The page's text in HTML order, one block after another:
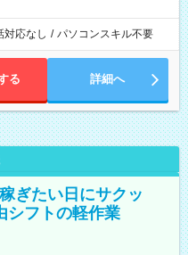
対応なし / パソコンスキル不要
る 詳細へ
ぎたい日にサクッ
シフトの軽作業